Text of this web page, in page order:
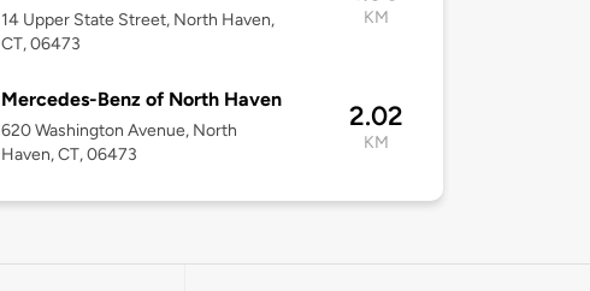
14 Upper State Street, North Haven,
CT, 06473
KM
Mercedes-Benz of North Haven
620 Washington Avenue, North
Haven, CT, 06473
2.02
KM